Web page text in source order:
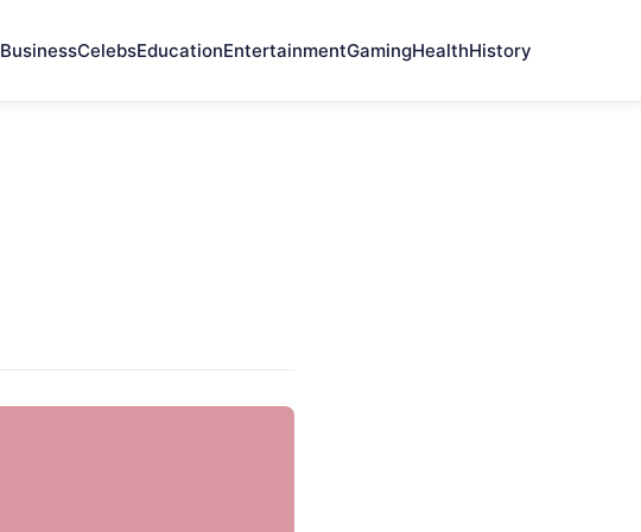
BusinessCelebsEducationEntertainmentGamingHealthHistory